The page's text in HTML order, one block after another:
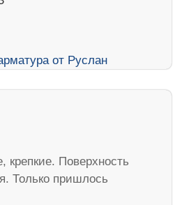
Поверхность
Только пришлось